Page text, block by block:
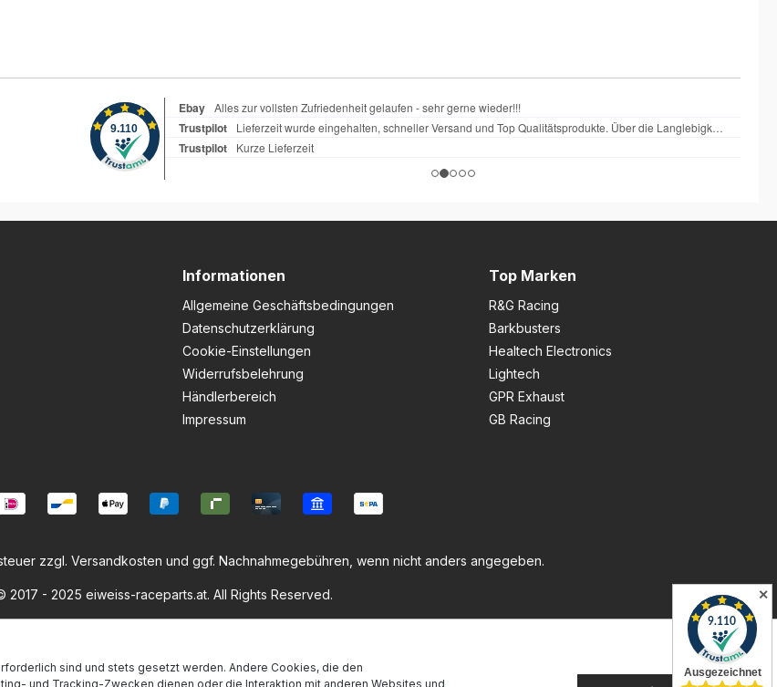
Informationen
Allgemeine Geschäftsbedingungen
Datenschutzerklärung
Cookie-Einstellungen
Widerrufsbelehrung
Händlerbereich
Impressum
Top Marken
R&G Racing
Barkbusters
Healtech Electronics
Lightech
GPR Exhaust
GB Racing
zzgl. Versandkosten und ggf. Nachnahmegebühren, wenn nicht anders angegeben.
2017 - 2025 eiweiss-raceparts.at. All Rights Reserved.
sind und stets gesetzt werden. Andere Cookies, die den
und Tracking-Zwecken dienen oder die Interaktion mit anderen Websites und
✕